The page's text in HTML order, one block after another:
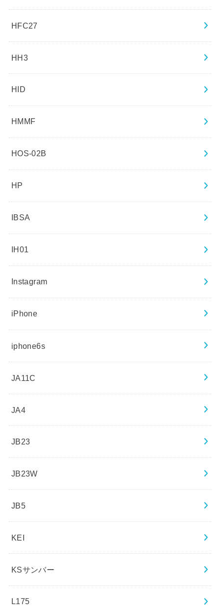
HFC27
HH3
HID
HMMF
HOS-02B
HP
IBSA
IH01
Instagram
iPhone
iphone6s
JA11C
JA4
JB23
JB23W
JB5
KEI
KSサンバー
L175